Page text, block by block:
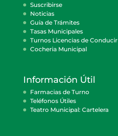
Suscribirse
Noticias
Guía de Trámites
Tasas Municipales
Turnos Licencias de Conducir
Cocheria Municipal
Información Útil
Farmacias de Turno
Teléfonos Útiles
Teatro Municipal: Cartelera